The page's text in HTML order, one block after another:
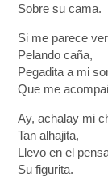
Sobre su cama.
Si me parece
Pelando caña,
Pegadita a mi
Que me
Ay, achalay mi
Tan alhajita,
Llevo en el
Su figurita.